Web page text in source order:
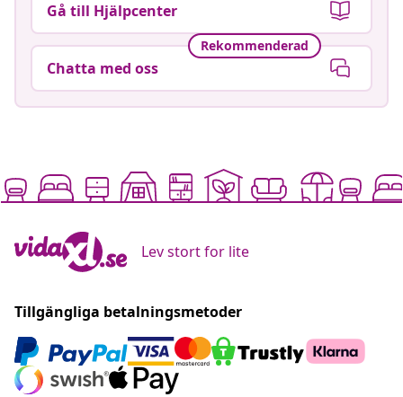
Gå till Hjälpcenter
Rekommenderad
Chatta med oss
Lev stort for lite
Tillgängliga betalningsmetoder